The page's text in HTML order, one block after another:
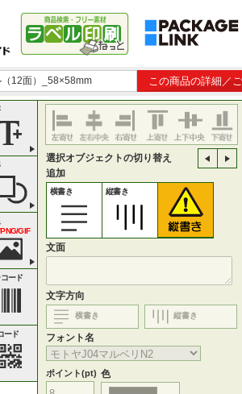
12面）_58×58mm この商品の詳細／
GIF
ード
ード
選択オブジェクトの切り替え
追加
横書き 縦書き
文面
文字方向
横書き 縦書き
フォント名
ポイント(pt) 色